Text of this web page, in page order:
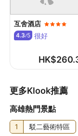
其他費用
外賣早餐費用：
住宿可能尚有其
金額亦可能會有
住宿每日 07:00
互舍酒店
4.3/5 很好
HK$
更多Klook推薦
高雄熱門景點
1 駁二藝術特區